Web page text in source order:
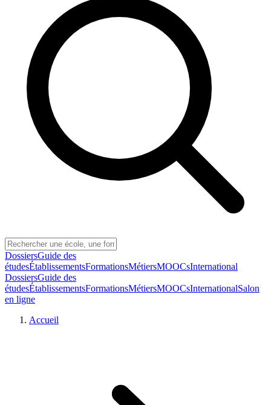
DossiersGuide des
étudesÉtablissementsFormationsMétiersMOOCsInternational
DossiersGuide des
étudesÉtablissementsFormationsMétiersMOOCsInternationalSalon
en ligne
Accueil